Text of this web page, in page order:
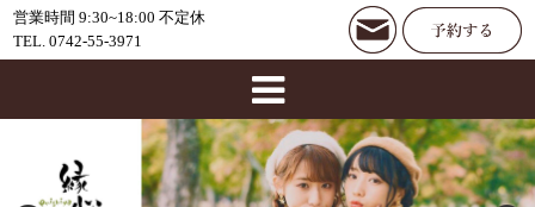
営業時間 9:30~18:00 不定休
TEL. 0742-55-3971